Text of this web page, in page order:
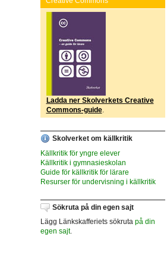
Ladda ner Skolverkets Creative
Commons-guide.
Skolverket om källkritik
Källkritik för yngre elever
Källkritik i gymnasieskolan
Guide för källkritik för lärare
Resurser för undervisning i källkritik
Sökruta på din egen sajt
Lägg Länkskafferiets sökruta på din
egen sajt.